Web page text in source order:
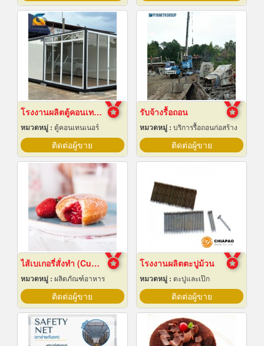
โรงงานผลิตตู้คอนเทนเนอร์น็อคดาวน์
หมวดหมู่ : ตู้คอนเทนเนอร์
ติดต่อผู้ขาย
รับจ้างรื้อถอน
หมวดหมู่ : บริการรื้อถอนก่อสร้าง
ติดต่อผู้ขาย
ไส้เบเกอรี่สั่งทำ (Custom bakery fillings)
หมวดหมู่ : ผลิตภัณฑ์อาหาร
ติดต่อผู้ขาย
โรงงานผลิตตะปูม้วน
หมวดหมู่ : ตะปูและเป๊ก
ติดต่อผู้ขาย